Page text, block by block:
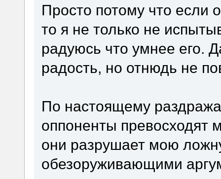
Просто потому что если
то я не только не
радуюсь что умнее его.
радость, но отнюдь не
По настоящему
оппоненты превосходят
они разрушает мою
обезоруживающими